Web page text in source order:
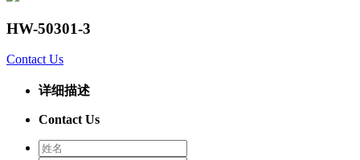
HW-50301-3
Contact Us
详细描述
Contact Us